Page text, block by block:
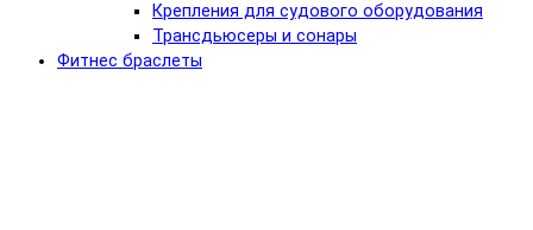
Крепления для судового оборудования
Трансдьюсеры и сонары
Фитнес браслеты